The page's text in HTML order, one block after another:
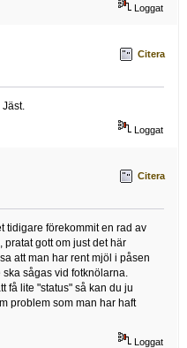
Loggat
Citera
Loggat
Citera
tidigare förekommit en rad av
pratat gott om just det här
att man har rent mjöl i påsen
sågas vid fotknölarna.
få lite "status" så kan du ju
problem som man har haft
Loggat